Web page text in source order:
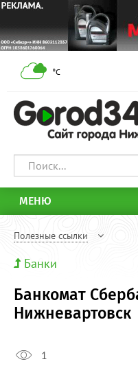
°С
МЕНЮ
Полезные ссылки
Банки
Банкомат
Нижневартовск
1